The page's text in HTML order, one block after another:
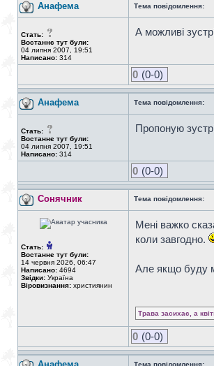
Анафема Тема повідомлення:
Стать:
Востаннє тут були:
04 липня 2007, 19:51
Написано: 314
А можливі
0 (0-0)
Анафема Тема повідомлення:
Стать:
Востаннє тут були:
04 липня 2007, 19:51
Написано: 314
Пропоную
0 (0-0)
Сонячник Тема повідомлення:
Стать:
Востаннє тут були:
14 червня 2026, 06:47
Написано: 4694
Звідки: Україна
Віровизнання: християнин
Мені важко
коли завгодно.
Але якщо буду
Трава засихає, а
0 (0-0)
Тема повідомлення: